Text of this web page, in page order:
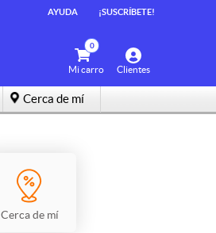
AYUDA ¡SUSCRÍBETE!
Clientes
0
Mi carro
Cerca de mí
Cerca de mí